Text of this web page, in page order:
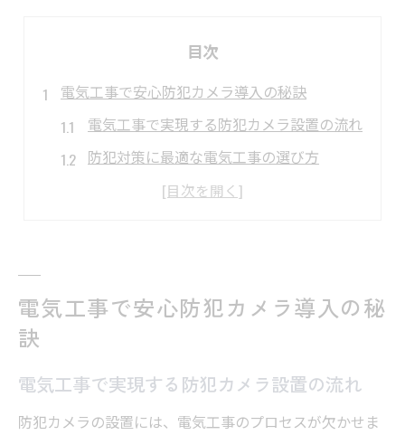
目次
電気工事で安心防犯カメラ導入の秘訣
電気工事で実現する防犯カメラ設置の流れ
防犯対策に最適な電気工事の選び方
住宅や店舗別の電気工事ポイント解説
電気工事による防犯カメラ設置費用の目安
録画保存期間とコストの最適バランスとは
保存期間の違いによる費用比較のコツ
電気工事で安心防犯カメラ導入の秘
訣
電気工事で実現する防犯カメラ設置の流れ
防犯カメラの設置には、電気工事のプロセスが欠かせま